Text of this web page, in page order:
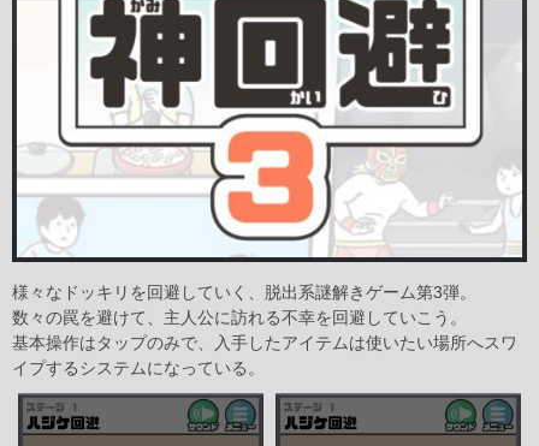
様々なドッキリを回避していく、脱出系謎解きゲーム第3弾。
数々の罠を避けて、主人公に訪れる不幸を回避していこう。
基本操作はタップのみで、入手したアイテムは使いたい場所へスワ
イプするシステムになっている。